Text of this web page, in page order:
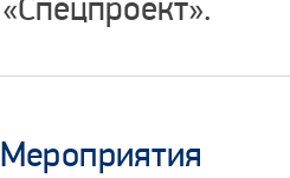
«Спецпроект».
Мероприятия